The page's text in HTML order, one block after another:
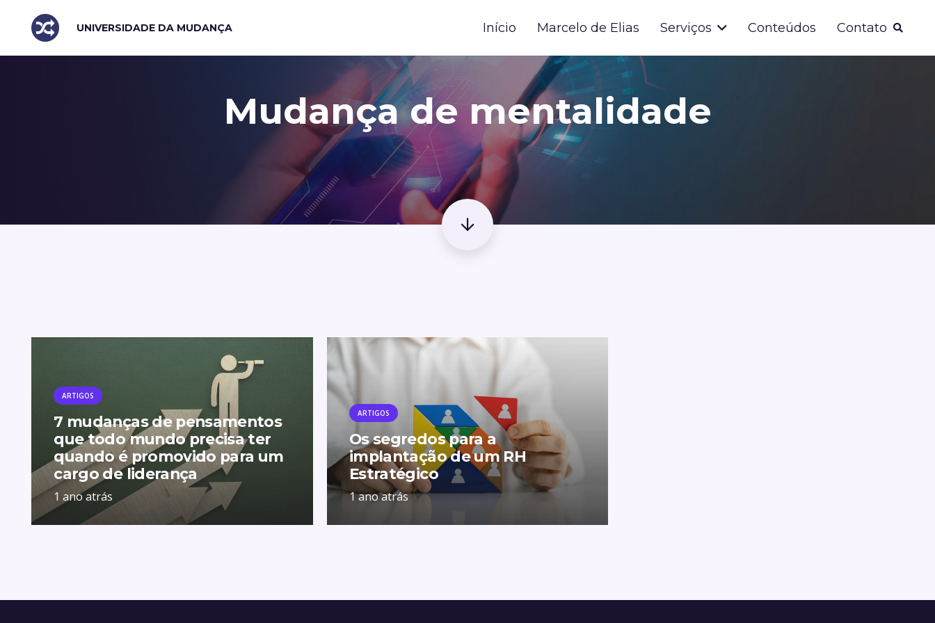
UNIVERSIDADE DA MUDANÇA Início Marcelo de Elias Serviços Conteúdos Contato
Mudança de mentalidade
ARTIGOS
7 mudanças de pensamentos
que todo mundo precisa ter
quando é promovido para um
cargo de liderança
1 ano atrás
ARTIGOS
Os segredos para a
implantação de um RH
Estratégico
1 ano atrás